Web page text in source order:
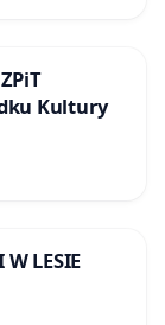
Kultury
W LESIE